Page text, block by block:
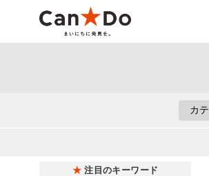
注目のキーワード